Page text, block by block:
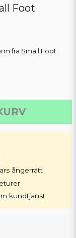
Foot
fra Small Foot.
ångerrätt
kundtjänst